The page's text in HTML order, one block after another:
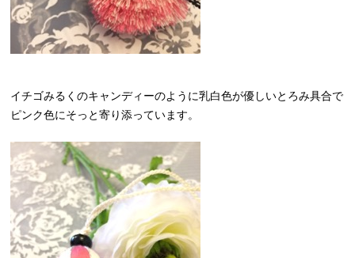
イチゴみるくのキャンディーのように乳白色が優しいとろみ具合で
ピンク色にそっと寄り添っています。